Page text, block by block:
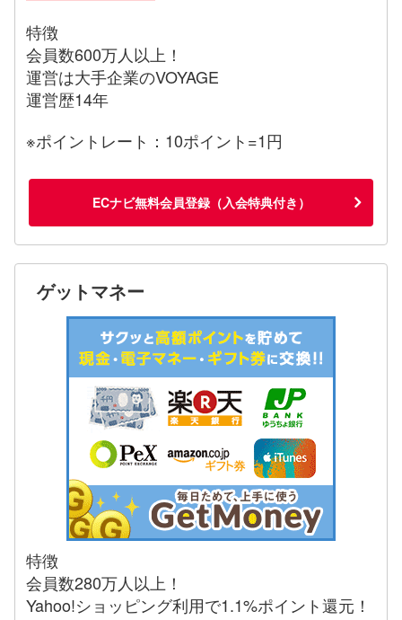
特徴
会員数600万人以上！
運営は大手企業のVOYAGE
運営歴14年
※ポイントレート：10ポイント=1円
ECナビ無料会員登録（入会特典付き）
ゲットマネー
特徴
会員数280万人以上！
Yahoo!ショッピング利用で1.1%ポイント還元！